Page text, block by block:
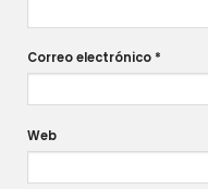
Correo electrónico *
Web